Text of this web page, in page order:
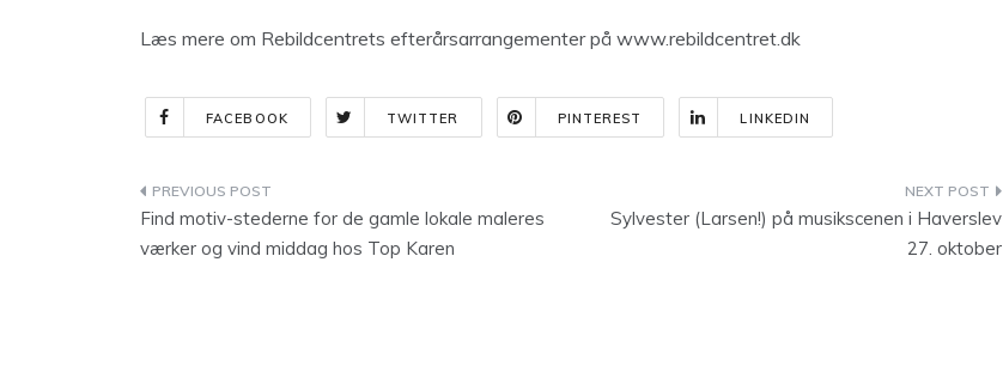
Læs mere om Rebildcentrets efterårsarrangementer på www.rebildcentret.dk
FACEBOOK TWITTER PINTEREST LINKEDIN
Indlægsnavigation
Find motiv-stederne for de gamle lokale maleres
værker og vind middag hos Top Karen
Sylvester (Larsen!) på musikscenen i Haverslev
27. oktober